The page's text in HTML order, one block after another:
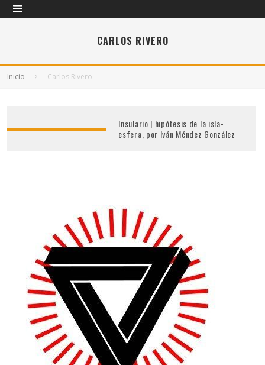
CARLOS RIVERO
Inicio Carlos Rivero
Insulario | hipótesis de la isla-
esfera, por Iván Méndez González